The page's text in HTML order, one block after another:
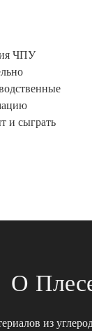
ЧПУ
и сыграть
О
из